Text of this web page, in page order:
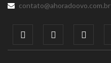
contato@ahoradoovo.com.br